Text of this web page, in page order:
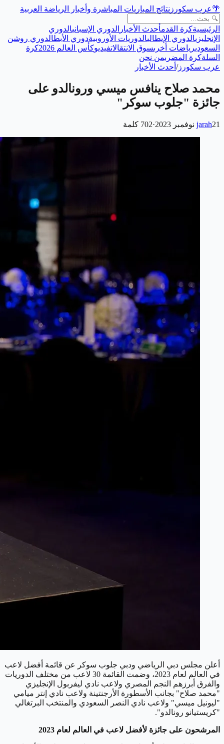
🌴عرب سكورز نتائج المباريات المباشرة وأخبار الرياضة العربية
الرئيسيةكرة القدمأحدث الأخبار الدوري الإسبانيالدوري
الإنجليزيالدوري الإيطاليالدوريات الأوروبيةدوري الأبطالدوري روشن
السعوديرياضات أخرىسوق الانتقالاتفيديوكأس العالم 2026
كرة
السلةكرة المضربمن نحن
عرب سكورز/ أحدث الأخبار
محمد صلاح ينافس ميسي ورونالدو على
جائزة "جلوب سوكر"
jarah21 نوفمبر 2023 ·
702 كلمة
أعلن مجلس دبي الرياضي ودبي جلوب سوكر عن قائمة أفضل لاعب
في العالم لعام 2023، وضمت القائمة 30 لاعب من مختلف الدوريات
والفرق أبرزهم النجم المصري ولاعب نادي ليفربول الإنجليزي
"محمد صلاح" بجانب الأسطورة الأرجنتينة ولاعب نادي إنتر ميامي
"ليونيل ميسي" ولاعب نادي النصر السعودي والمنتخب البرتغالي
"كريستيانو رونالدو".
المرشحون على جائزة لأفضل لاعب في العالم لعام 2023